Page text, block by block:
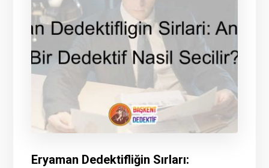
Eryaman Dedektifliğin Sırları: